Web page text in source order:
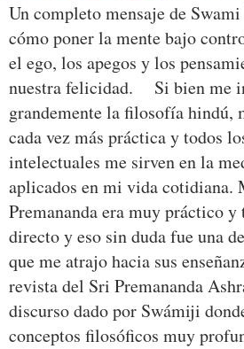
Un completo mensaje de
cómo poner la mente bajo
el ego, los apegos y los
nuestra felicidad. Si bien me
grandemente la filosofía hindú,
cada vez más práctica y todos
intelectuales me sirven en la
aplicados en mi vida cotidiana.
Premananda era muy práctico
directo y eso sin duda fue una
que me atrajo hacia sus
revista del Sri Premananda
discurso dado por Swámiji
conceptos filosóficos muy